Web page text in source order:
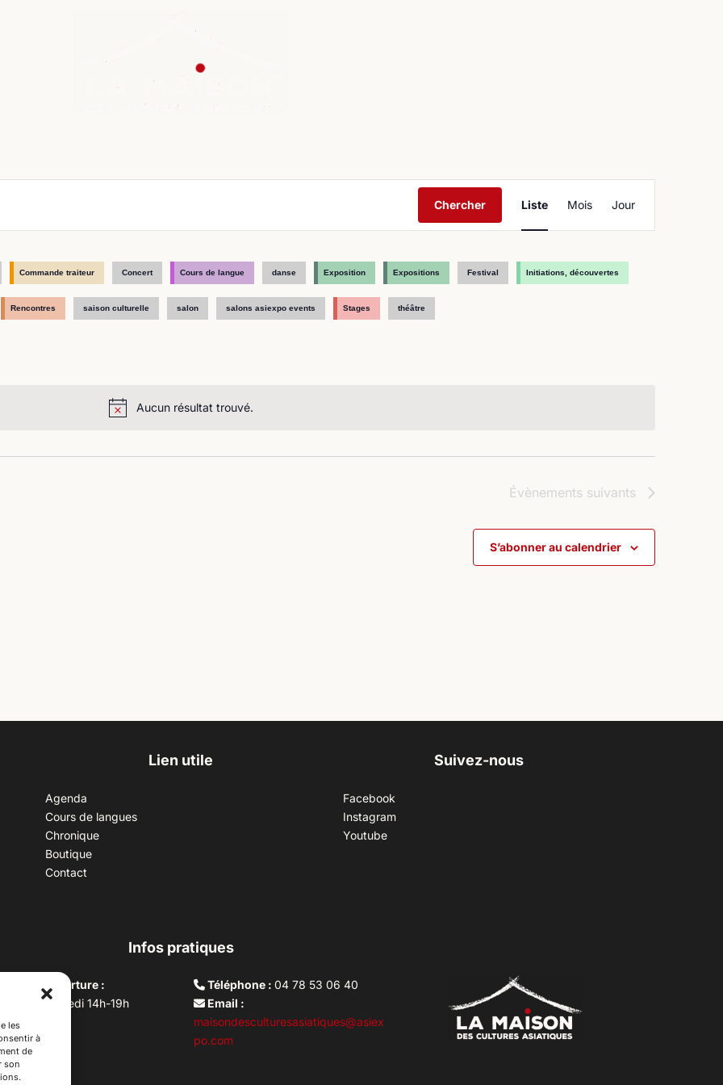
les
à
de
son
Aucun résultat trouvé.
Chercher
de
Évènement
Liste Mois Jour
Commande traiteur Concert Cours de langue danse Exposition Expositions Festival Initiations, découvertes
Rencontres saison culturelle salon salons asiexpo events Stages théâtre
Évènements suivants
S’abonner au calendrier
Lien utile
Agenda
Cours de langues
Chronique
Boutique
Contact
Suivez-nous
Facebook
Instagram
Youtube
Infos pratiques
d’ouverture :
au vendredi 14h-19h
10h –17h
lundi
Téléphone :04 78 53 06 40
Email :
maisondesculturesasiatiques@asiex
po.com